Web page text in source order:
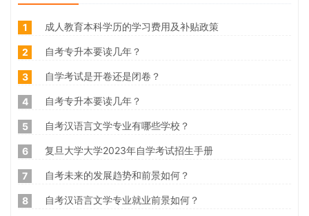
1 成人教育本科学历的学习费用及补贴政策
2 自考专升本要读几年？
3 自学考试是开卷还是闭卷？
4 自考专升本要读几年？
5 自考汉语言文学专业有哪些学校？
6 复旦大学大学2023年自学考试招生手册
7 自考未来的发展趋势和前景如何？
8 自考汉语言文学专业就业前景如何？